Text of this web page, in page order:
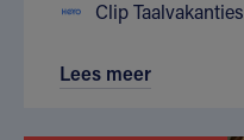
Clip Taalvakanties
Lees meer